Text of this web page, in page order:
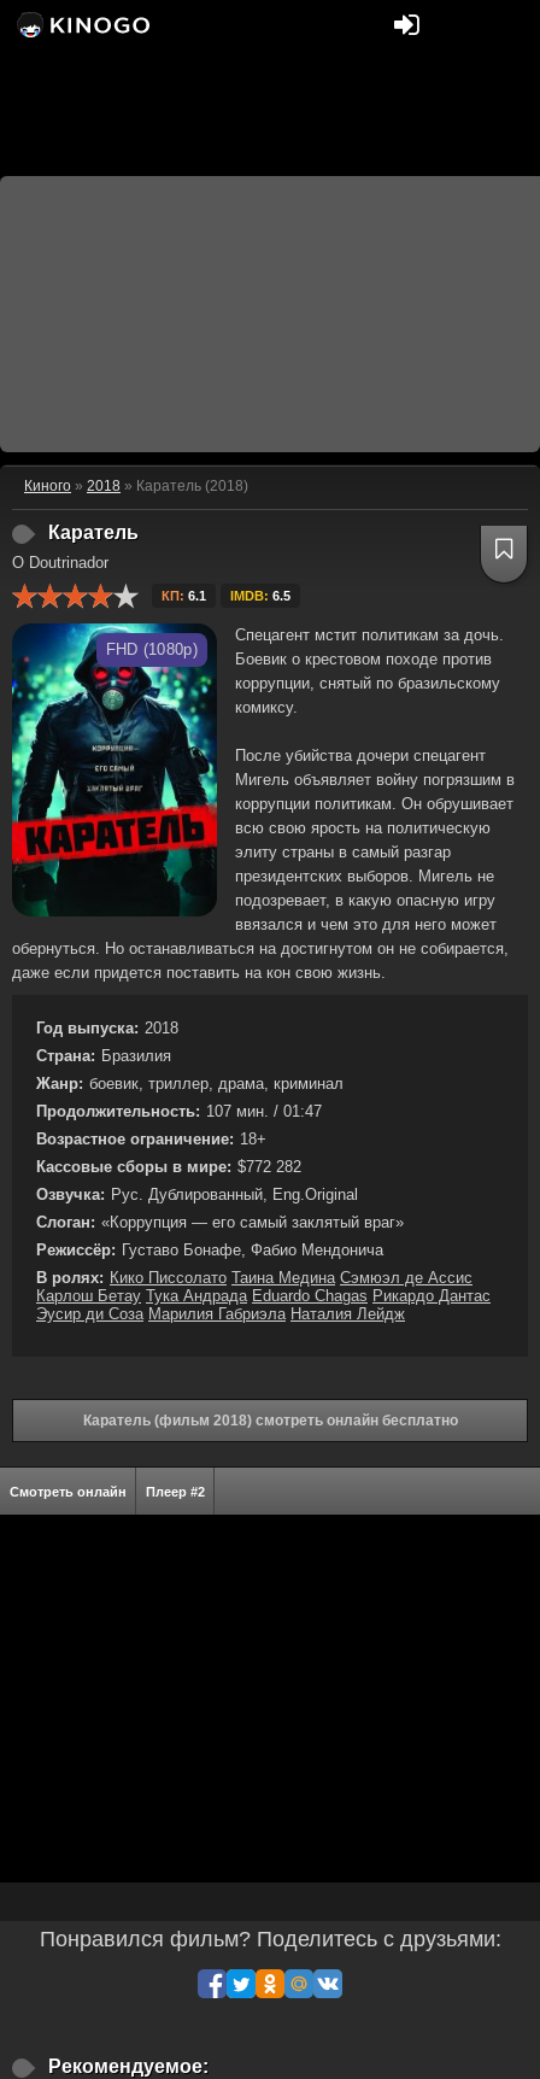
Киного » 2018 » Каратель (2018)
Каратель
O Doutrinador
КП: 6.1 IMDB: 6.5
FHD (1080p)
Спецагент мстит политикам за дочь.
Боевик о крестовом походе против
коррупции, снятый по бразильскому
комиксу.
После убийства дочери спецагент
Мигель объявляет войну погрязшим в
коррупции политикам. Он обрушивает
всю свою ярость на политическую
элиту страны в самый разгар
президентских выборов. Мигель не
подозревает, в какую опасную игру
ввязался и чем это для него может
обернуться. Но останавливаться на достигнутом он не собирается,
даже если придется поставить на кон свою жизнь.
Год выпуска: 2018
Страна: Бразилия
Жанр: боевик, триллер, драма, криминал
Продолжительность: 107 мин. / 01:47
Возрастное ограничение: 18+
Кассовые сборы в мире: $772 282
Озвучка: Рус. Дублированный, Eng.Original
Слоган: «Коррупция — его самый заклятый враг»
Режиссёр: Густаво Бонафе, Фабио Мендонича
В ролях: Кико Писсолато Таина Медина Сэмюэл де Ассис
Карлош Бетау Тука Андрада Eduardo Chagas Рикардо Дантас
Эусир ди Соза Марилия Габриэла Наталия Лейдж
Каратель (фильм 2018) смотреть онлайн бесплатно
Смотреть онлайн Плеер #2
Понравился фильм? Поделитесь с друзьями:
Рекомендуемое: